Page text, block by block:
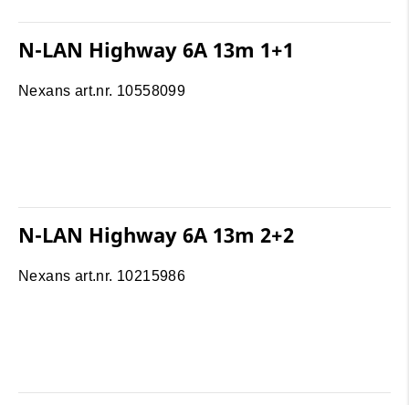
N-LAN Highway 6A 13m 1+1
Nexans art.nr. 10558099
N-LAN Highway 6A 13m 2+2
Nexans art.nr. 10215986